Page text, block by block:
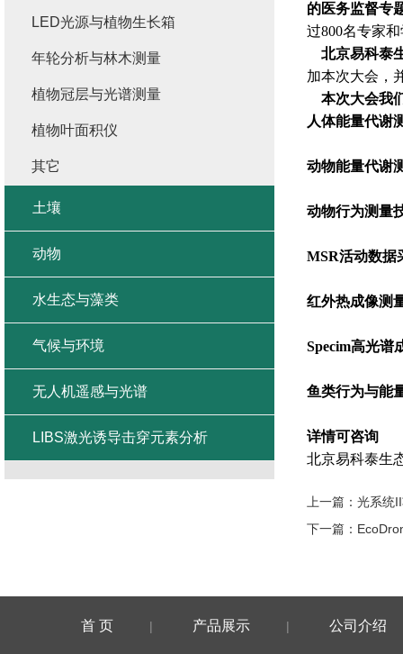
的医务监督专
过800名专家
北京易科泰
加本次大会，
本次大会我
人体能量代谢
动物能量代谢
动物行为测量
MSR活动数据
红外热成像测
Specim高光谱
鱼类行为与能
详情可咨询
北京易科泰生
上一篇： 光系统
下一篇：
LED光源与植物生长箱
年轮分析与林木测量
植物冠层与光谱测量
植物叶面积仪
其它
土壤
动物
水生态与藻类
气候与环境
无人机遥感与光谱
LIBS激光诱导击穿元素分析
首 页 | 产品展示 | 公司介绍